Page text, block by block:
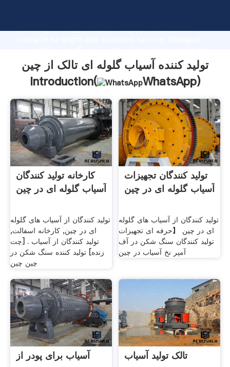
Grasping strong production capability, advanced
value and bring values to all of customers.
تولید کننده آسیاب گلوله ای تالک از چین
Introduction(
WhatsApp)
کارخانه تولید کنندگان
آسیاب گلوله ای در چین
تولید کنندگان از آسیاب های گلوله
ای در چین, کارخانه اسفالت,
تولید کنندگان از آسیاب . [چت
زنده] تولید کننده سنگ شکن در
چین چین
تولید کنندگان تجهیزات
آسیاب گلوله ای در چین
تولید کنندگان از آسیاب های گلوله
ای در چین 【حرفه ای تجهیزات
تولید کنندگان سنگ شکن در آف
آمپر نخ آسیاب در چین
آسیاب برای پودر از
تالک تولید آسیاب